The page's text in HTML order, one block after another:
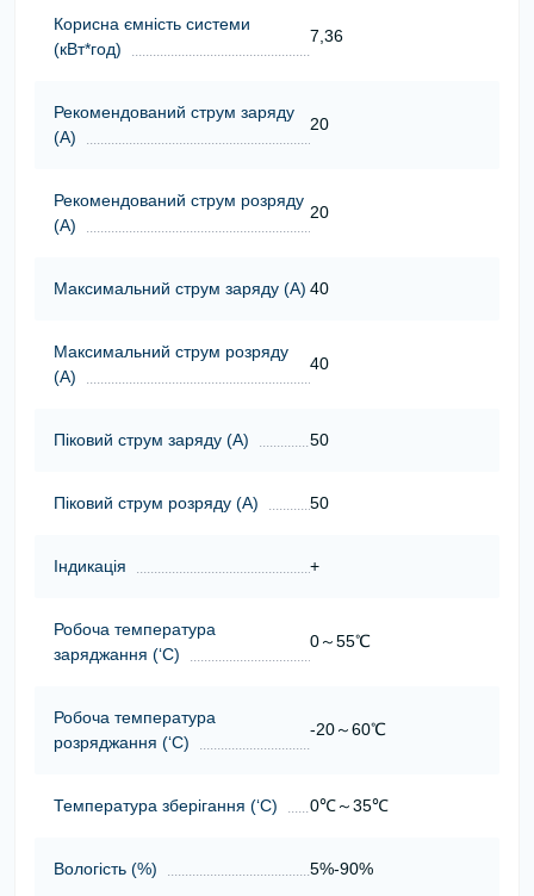
Корисна ємність системи
(кВт*год)
7,36
Рекомендований струм заряду
(А)
20
Рекомендований струм розряду
(А)
20
Максимальний струм заряду (А) 40
Максимальний струм розряду
(А)
40
Піковий струм заряду (А) 50
Піковий струм розряду (А) 50
Індикація +
Робоча температура
заряджання (‘С)
0～55℃
Робоча температура
розряджання (‘С)
-20～60℃
Температура зберігання (‘С) 0℃～35℃
Вологість (%) 5%-90%